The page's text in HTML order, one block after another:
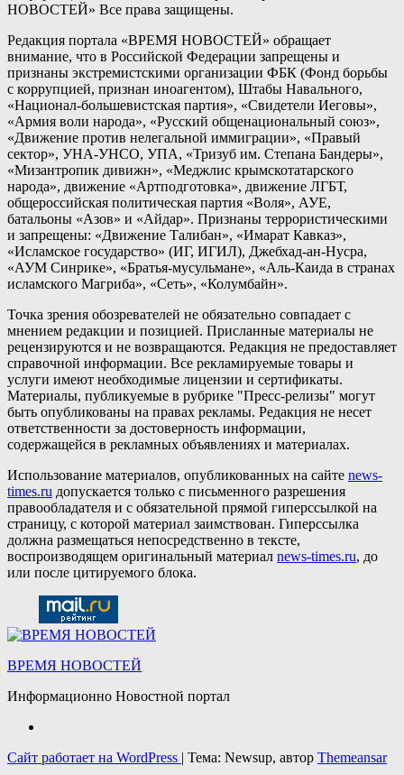
НОВОСТЕЙ» Все права защищены.
Редакция портала «ВРЕМЯ НОВОСТЕЙ» обращает
внимание, что в Российской Федерации запрещены и
признаны экстремистскими организации ФБК (Фонд борьбы
с коррупцией, признан иноагентом), Штабы Навального,
«Национал-большевистская партия», «Свидетели Иеговы»,
«Армия воли народа», «Русский общенациональный союз»,
«Движение против нелегальной иммиграции», «Правый
сектор», УНА-УНСО, УПА, «Тризуб им. Степана Бандеры»,
«Мизантропик дивижн», «Меджлис крымскотатарского
народа», движение «Артподготовка», движение ЛГБТ,
общероссийская политическая партия «Воля», АУЕ,
батальоны «Азов» и «Айдар». Признаны террористическими
и запрещены: «Движение Талибан», «Имарат Кавказ»,
«Исламское государство» (ИГ, ИГИЛ), Джебхад-ан-Нусра,
«АУМ Синрике», «Братья-мусульмане», «Аль-Каида в странах
исламского Магриба», «Сеть», «Колумбайн».
Точка зрения обозревателей не обязательно совпадает с
мнением редакции и позицией. Присланные материалы не
рецензируются и не возвращаются. Редакция не предоставляет
справочной информации. Все рекламируемые товары и
услуги имеют необходимые лицензии и сертификаты.
Материалы, публикуемые в рубрике "Пресс-релизы" могут
быть опубликованы на правах рекламы. Редакция не несет
ответственности за достоверность информации,
содержащейся в рекламных объявлениях и материалах.
Использование материалов, опубликованных на сайте news-
times.ru допускается только с письменного разрешения
правообладателя и с обязательной прямой гиперссылкой на
страницу, с которой материал заимствован. Гиперссылка
должна размещаться непосредственно в тексте,
воспроизводящем оригинальный материал news-times.ru, до
или после цитируемого блока.
ВРЕМЯ НОВОСТЕЙ
Информационно Новостной портал
Сайт работает на WordPress | Тема: Newsup, автор Themeansar